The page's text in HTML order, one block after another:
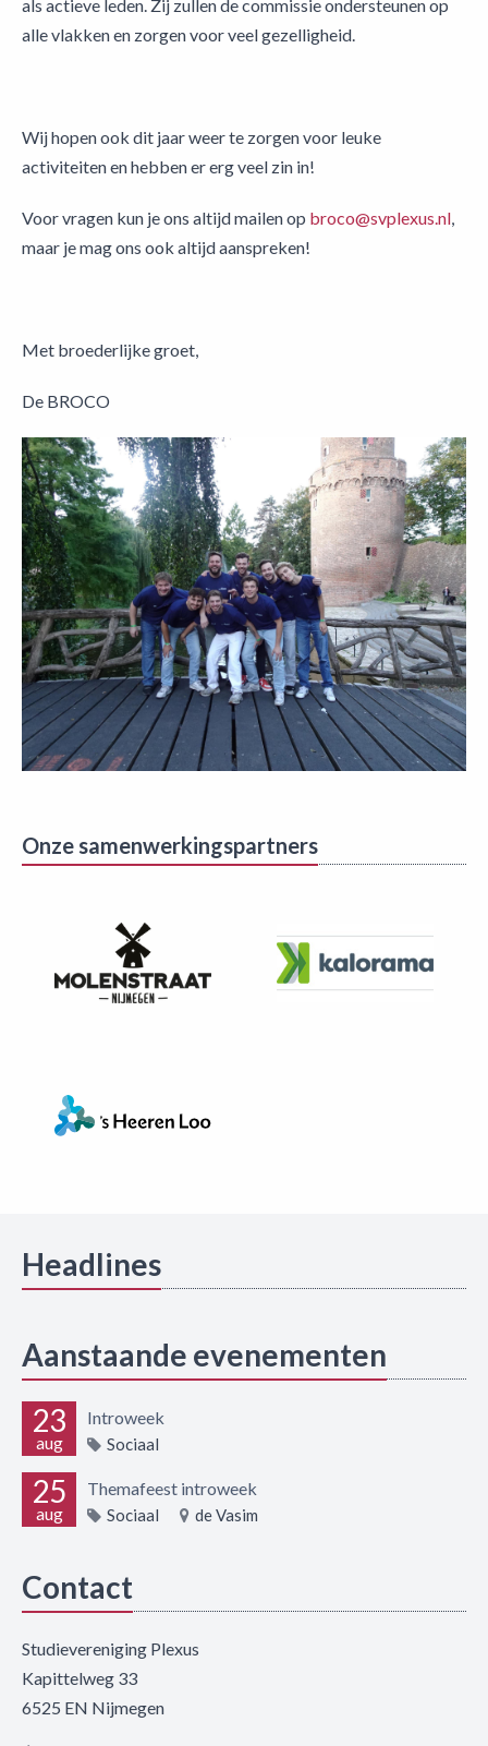
als actieve leden. Zij zullen de commissie ondersteunen op
alle vlakken en zorgen voor veel gezelligheid.
Wij hopen ook dit jaar weer te zorgen voor leuke
activiteiten en hebben er erg veel zin in!
Voor vragen kun je ons altijd mailen op broco@svplexus.nl,
maar je mag ons ook altijd aanspreken!
Met broederlijke groet,
De BROCO
Onze samenwerkingspartners
Headlines
Aanstaande evenementen
23
aug
Introweek
Sociaal
25
aug
Themafeest introweek
Sociaal de Vasim
Contact
Studievereniging Plexus
Kapittelweg 33
6525 EN Nijmegen